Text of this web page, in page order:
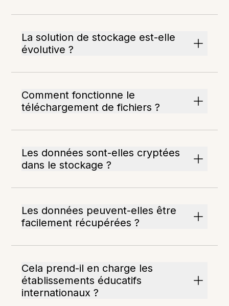
La solution de stockage est-elle
évolutive ?
Comment fonctionne le
téléchargement de fichiers ?
Les données sont-elles cryptées
dans le stockage ?
Les données peuvent-elles être
facilement récupérées ?
Cela prend-il en charge les
établissements éducatifs
internationaux ?